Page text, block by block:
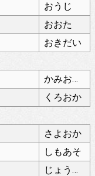
おうじ
おおた
おきだい
かみおおだ
くろおか
さよおか
しもあそ
じょうぜん